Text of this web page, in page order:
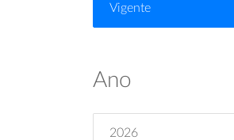
Vigente
Ano
2026